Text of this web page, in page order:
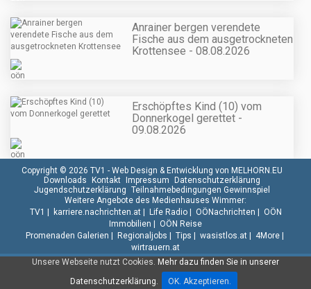
Anrainer bergen verendete
Fische aus dem ausgetrockneten
Krottensee - 08.08.2026
Erschöpftes Kind (10) vom
Donnerkogel gerettet -
09.08.2026
Unsere Webseite nutzt Cookies. Mehr dazu finden Sie in unserer
Datenschutzerklärung.
OK. Akzeptieren.
Copyright © 2026 TV1 - Web Design & Entwicklung von MELHORN.EU
Downloads
Kontakt Impressum
Datenschutzerklärung
Jugendschutzerklärung Teilnahmebedingungen Gewinnspiel
Weitere Angebote des Medienhauses Wimmer:
TV1
karriere.nachrichten.at| Life Radio| OÖNachrichten
OÖN
Immobilien
OÖN Reise
Promenaden Galerien
Regionaljobs Tips wasistlos.at| 4More|
wirtrauern.at